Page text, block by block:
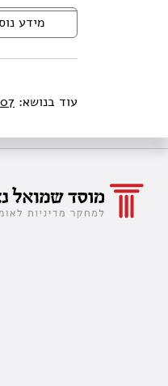
מידע
עוד בנושא: